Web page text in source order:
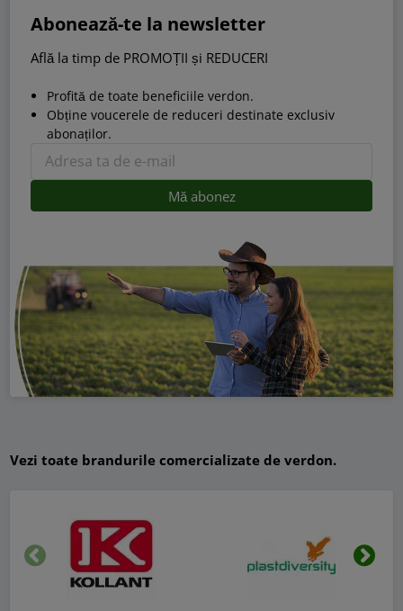
Abonează-te la newsletter
Află la timp de PROMOȚII și REDUCERI
Profită de toate beneficiile verdon.
Obține voucerele de reduceri destinate exclusiv
abonaților.
Vezi toate brandurile comercializate de verdon.
Inapoi